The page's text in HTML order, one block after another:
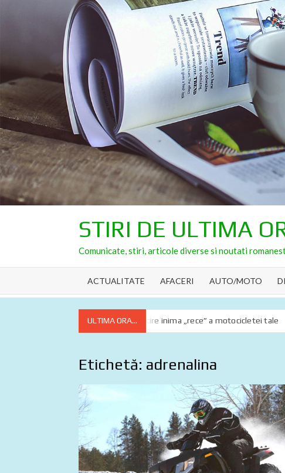
STIRI DE ULTIMA
Comunicate, stiri, articole diverse si noutati
ACTUALITATE AFACERI AUTO/MOTO
ULTIMA ORA...
Lichidul de răcire inima „rece” a motocicletei tale
Etichetă: adrenalina